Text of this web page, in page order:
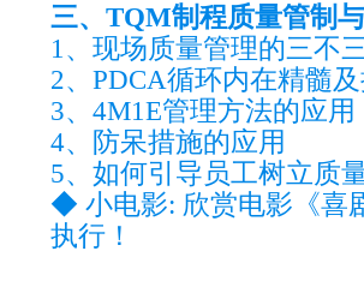
三、TQM制程质量管制
1、现场质量管理的三不
2、PDCA循环内在精髓
3、4M1E管理方法的应用
4、防呆措施的应用
5、如何引导员工树立质
◆ 小电影: 欣赏电影《喜
执行！